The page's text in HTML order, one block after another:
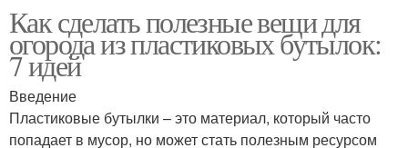
Как сделать полезные вещи для
огорода из пластиковых бутылок:
7 идей
Введение
Пластиковые бутылки – это материал, который часто
попадает в мусор, но может стать полезным ресурсом